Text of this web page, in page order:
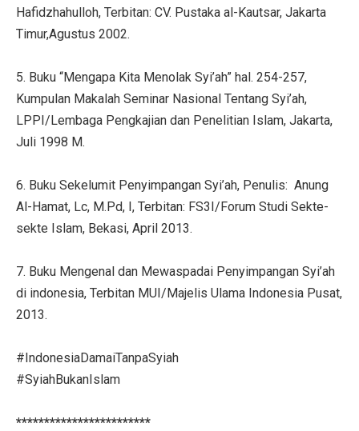
Hafidzhahulloh, Terbitan: CV. Pustaka al-Kautsar, Jakarta
Timur,Agustus 2002.
5. Buku “Mengapa Kita Menolak Syi’ah” hal. 254-257,
Kumpulan Makalah Seminar Nasional Tentang Syi’ah,
LPPI/Lembaga Pengkajian dan Penelitian Islam, Jakarta,
Juli 1998 M.
6. Buku Sekelumit Penyimpangan Syi’ah, Penulis: Anung
Al-Hamat, Lc, M.Pd, I, Terbitan: FS3I/Forum Studi Sekte-
sekte Islam, Bekasi, April 2013.
7. Buku Mengenal dan Mewaspadai Penyimpangan Syi’ah
di indonesia, Terbitan MUI/Majelis Ulama Indonesia Pusat,
2013.
#IndonesiaDamaiTanpaSyiah
#SyiahBukanIslam
************************